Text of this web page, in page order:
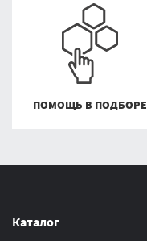
ПОМОЩЬ В ПОДБОРЕ
Каталог